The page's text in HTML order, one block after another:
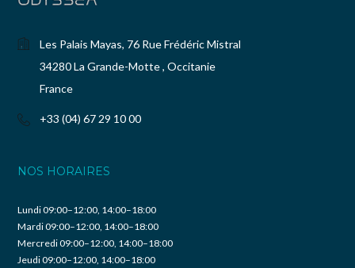
Les Palais Mayas, 76 Rue Frédéric Mistral
34280 La Grande-Motte , Occitanie
France
+33 (04) 67 29 10 00
NOS HORAIRES
Lundi 09:00–12:00, 14:00–18:00
Mardi 09:00–12:00, 14:00–18:00
Mercredi 09:00–12:00, 14:00–18:00
Jeudi 09:00–12:00, 14:00–18:00